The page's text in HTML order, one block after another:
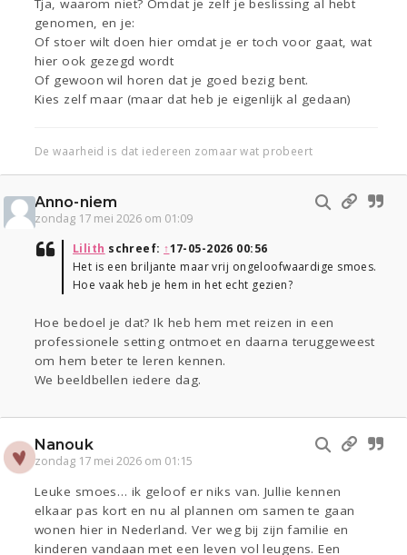
Tja, waarom niet? Omdat je zelf je beslissing al hebt
genomen, en je:
Of stoer wilt doen hier omdat je er toch voor gaat, wat
hier ook gezegd wordt
Of gewoon wil horen dat je goed bezig bent.
Kies zelf maar (maar dat heb je eigenlijk al gedaan)
De waarheid is dat iedereen zomaar wat probeert
Anno-niem
zondag 17 mei 2026 om 01:09
Lilith schreef: ↑17-05-2026 00:56
Het is een briljante maar vrij ongeloofwaardige smoes.
Hoe vaak heb je hem in het echt gezien?
Hoe bedoel je dat? Ik heb hem met reizen in een
professionele setting ontmoet en daarna teruggeweest
om hem beter te leren kennen.
We beeldbellen iedere dag.
Nanouk
zondag 17 mei 2026 om 01:15
Leuke smoes… ik geloof er niks van. Jullie kennen
elkaar pas kort en nu al plannen om samen te gaan
wonen hier in Nederland. Ver weg bij zijn familie en
kinderen vandaan met een leven vol leugens. Een